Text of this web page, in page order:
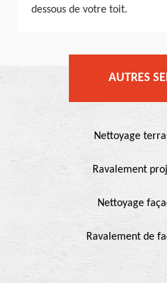
dessous de votre toit.
AUTRES
Nettoyage
Ravalement
Nettoyage
Ravalement de